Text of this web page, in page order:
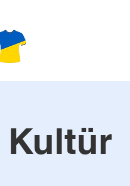
Kultür